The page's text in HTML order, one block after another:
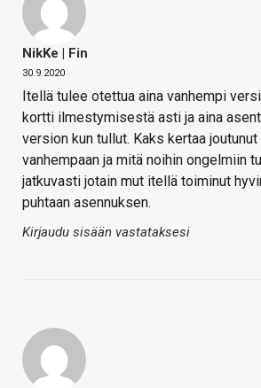
NikKe | Fin
30.9.2020
Itellä tulee otettua aina vanhempi
kortti ilmestymisestä asti ja aina
version kun tullut. Kaks kertaa joutunut
vanhempaan ja mitä noihin ongelmiin
jatkuvasti jotain mut itellä toiminut
puhtaan asennuksen.
Kirjaudu sisään vastataksesi